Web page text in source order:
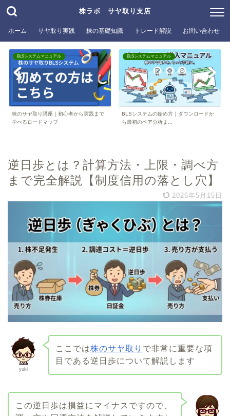
株ラボ サヤ取り支店
ホーム サヤ取り実践 株の基礎知識 トレード解説 お問い合わせ
BLSシステムマニュアル
株のサヤ取り講座｜初心者から実践まで
学べるロードマップ
BLSシステムマニュアル
BLSシステムの始め方｜ダウンロードか
ら最初のペア分析ま...
逆日歩とは？計算方法・上限・調べ方
まで完全解説【制度信用の落とし穴】
2026年5月15日
yuki
ここでは株のサヤ取り で非常に重要な項
目である逆日歩について解説します
この逆日歩は損益にマイナスですので、